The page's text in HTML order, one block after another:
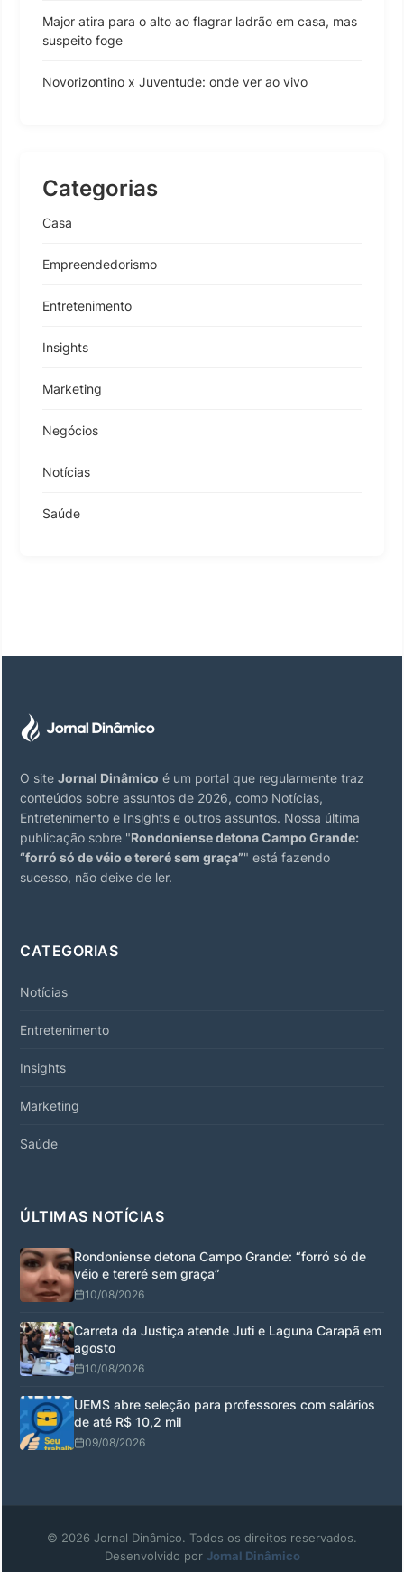
Major atira para o alto ao flagrar ladrão em casa, mas
suspeito foge
Novorizontino x Juventude: onde ver ao vivo
Categorias
Casa
Empreendedorismo
Entretenimento
Insights
Marketing
Negócios
Notícias
Saúde
O site Jornal Dinâmico é um portal que regularmente traz
conteúdos sobre assuntos de 2026, como Notícias,
Entretenimento e Insights e outros assuntos. Nossa última
publicação sobre "Rondoniense detona Campo Grande:
“forró só de véio e tereré sem graça”" está fazendo
sucesso, não deixe de ler.
CATEGORIAS
Notícias
Entretenimento
Insights
Marketing
Saúde
ÚLTIMAS NOTÍCIAS
Rondoniense detona Campo Grande: “forró só de
véio e tereré sem graça”
10/08/2026
Carreta da Justiça atende Juti e Laguna Carapã em
agosto
10/08/2026
UEMS abre seleção para professores com salários
de até R$ 10,2 mil
09/08/2026
© 2026 Jornal Dinâmico. Todos os direitos reservados.
Desenvolvido por Jornal Dinâmico